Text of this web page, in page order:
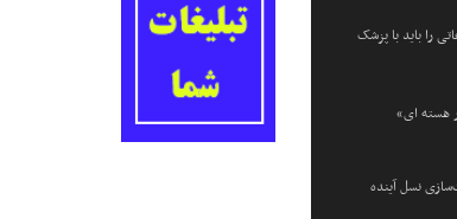
را باید با پزشک
هسته ای»
نسل آینده